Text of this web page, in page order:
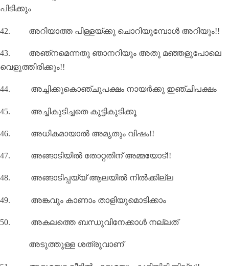
പിടിക്കും
42. അറിയാത്ത പിള്ളയ്ക്കു ചൊറിയുമ്പോള്‍ അറിയും!!
43. അഞ്നമെന്നതു ഞാനറിയും അതു മഞ്ഞളുപോലെ
വെളുത്തിരിക്കും!!
44. അച്ചിക്കുകൊഞ്ചുപക്ഷം നായർക്കു ഇഞ്ചിപക്ഷം
45. അച്ചികുടിച്ചതെ കുട്ടികുടിക്കൂ
46. അധികമായാല്‍ അമൃതും വിഷം!!
47. അങ്ങാടിയിൽ തോറ്റതിന് അമ്മയോട്!!
48. അങ്ങാടിപ്പയ്യ് ആലയിൽ നിൽക്കില്ല
49. അങ്കവും കാണാം താളിയുമൊടിക്കാം
50. അകലത്തെ ബന്ധുവിനേക്കാൾ നല്ലത്
അടുത്തുള്ള ശത്രുവാണ്